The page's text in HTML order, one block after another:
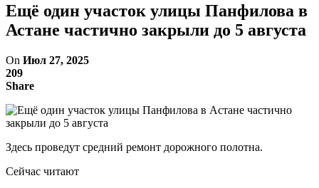
Ещё один участок улицы Панфилова в
Астане частично закрыли до 5 августа
On Июл 27, 2025
209
Share
Здесь проведут средний ремонт дорожного полотна.
Сейчас читают